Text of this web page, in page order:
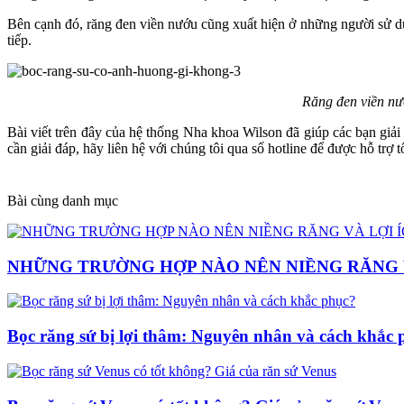
Bên cạnh đó, răng đen viền nướu cũng xuất hiện ở những người sử
tiếp.
Răng đen viền
Bài viết trên đây của hệ thống Nha khoa Wilson đã giúp các bạn giải
cần giải đáp, hãy liên hệ với chúng tôi qua số hotline để được hỗ trợ
Bài cùng danh mục
NHỮNG TRƯỜNG HỢP NÀO NÊN NIỀNG
Bọc răng sứ bị lợi thâm: Nguyên nhân và cách khắc